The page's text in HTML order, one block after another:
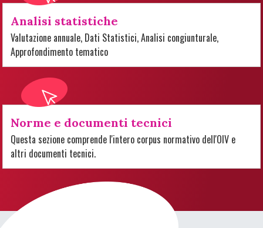
Analisi statistiche
Valutazione annuale, Dati Statistici, Analisi congiunturale,
Approfondimento tematico
Norme e documenti tecnici
Questa sezione comprende l'intero corpus normativo dell'OIV e
altri documenti tecnici.